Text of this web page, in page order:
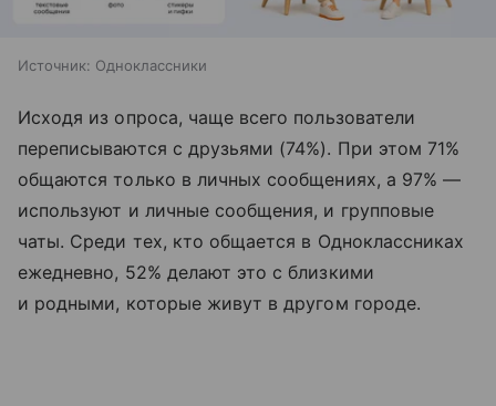
Источник: Одноклассники
Исходя из опроса, чаще всего пользователи
переписываются с друзьями (74%). При этом 71%
общаются только в личных сообщениях, а 97% —
используют и личные сообщения, и групповые
чаты. Среди тех, кто общается в Одноклассниках
ежедневно, 52% делают это с близкими
и родными, которые живут в другом городе.